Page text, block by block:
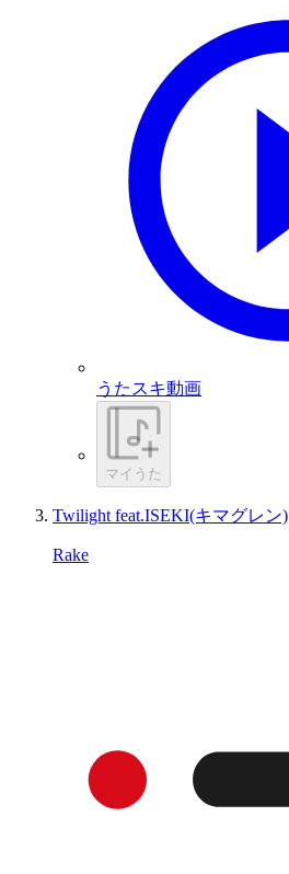
うたスキ動画
マイうた
Twilight feat.ISEKI(キマグレン)
Rake